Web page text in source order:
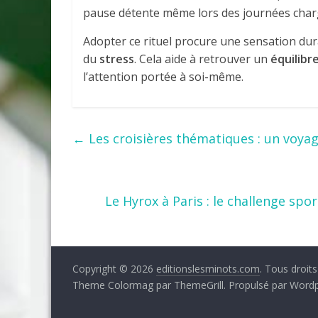
pause détente même lors des journées
Adopter ce rituel procure une sensation
du stress. Cela aide à retrouver un
l’attention portée à soi-même.
← Les croisières thématiques : un
Le Hyrox à Paris : le challenge
Copyright © 2026 editionslesminots.com. Tous
Theme Colormag par ThemeGrill. Propulsé par